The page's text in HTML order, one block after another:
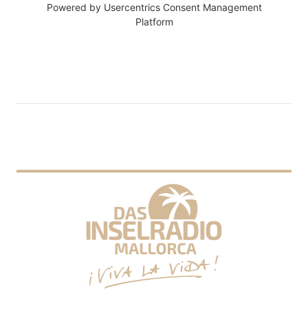
Powered by Usercentrics Consent Management
Platform